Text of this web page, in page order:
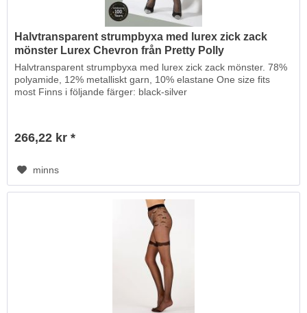
Halvtransparent strumpbyxa med lurex zick zack
mönster Lurex Chevron från Pretty Polly
Halvtransparent strumpbyxa med lurex zick zack mönster. 78%
polyamide, 12% metalliskt garn, 10% elastane One size fits
most Finns i följande färger: black-silver
266,22 kr *
minns